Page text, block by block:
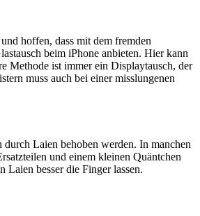
hoffen, dass mit dem fremden
beim iPhone anbieten. Hier kann
Methode ist immer ein Displaytausch, der
muss auch bei einer misslungenen
Laien behoben werden. In manchen
und einem kleinen Quäntchen
besser die Finger lassen.